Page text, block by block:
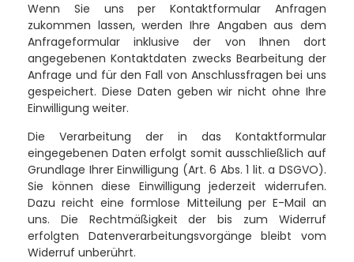
Wenn Sie uns per Kontaktformular Anfragen
zukommen lassen, werden Ihre Angaben aus dem
Anfrageformular inklusive der von Ihnen dort
angegebenen Kontaktdaten zwecks Bearbeitung der
Anfrage und für den Fall von Anschlussfragen bei uns
gespeichert. Diese Daten geben wir nicht ohne Ihre
Einwilligung weiter.
Die Verarbeitung der in das Kontaktformular
eingegebenen Daten erfolgt somit ausschließlich auf
Grundlage Ihrer Einwilligung (Art. 6 Abs. 1 lit. a DSGVO).
Sie können diese Einwilligung jederzeit widerrufen.
Dazu reicht eine formlose Mitteilung per E-Mail an
uns. Die Rechtmäßigkeit der bis zum Widerruf
erfolgten Datenverarbeitungsvorgänge bleibt vom
Widerruf unberührt.